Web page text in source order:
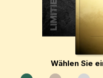
Wählen Sie